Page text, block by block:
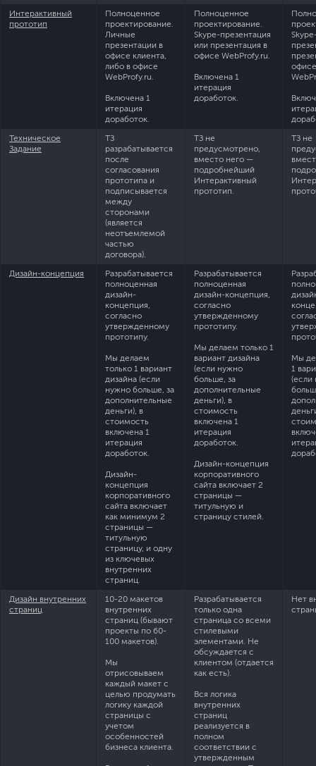
Интерактивный
прототип
Полноценное
проектирование.
Личные
презентации в
офисе клиента,
либо в офисе
WebProfy.ru.
Включена 1
итерация
доработок.
Полноценное
проектирование.
Skype-презентация
или презентация в
офисе WebProfy.ru.
Включена 1
итерация
доработок.
офисе
Техническое
Задание
ТЗ
разрабатывается
после
согласования
прототипа и
подписывается
между
сторонами
(является
неотъемлемой
частью
договора).
ТЗ не
предусмотрено,
вместо него —
подробнейший
Интерактивный
прототип.
ТЗ не
Дизайн-концепция
Разрабатывается
полноценная
дизайн-
концепция,
согласно
утвержденному
прототипу.
Мы делаем
только 1 вариант
дизайна (если
нужно больше, за
дополнительные
деньги), в
стоимость
включена 1
итерация
доработок.
Дизайн-
концепция
корпоративного
сайта включает
как минимум 2
страницы —
титульную
страницу, и одну
из ключевых
внутренних
страниц.
Разрабатывается
полноценная
дизайн-концепция,
согласно
утвержденному
прототипу.
Мы делаем только 1
вариант дизайна
(если нужно
больше, за
дополнительные
деньги), в
стоимость
включена 1
итерация
доработок.
Дизайн-концепция
корпоративного
сайта включает 2
страницы —
титульную и
страницу стилей.
Мы
1
(если
Дизайн внутренних
страниц
10-20 макетов
внутренних
страниц (бывают
проекты по 60-
100 макетов).
Мы
отрисовываем
каждый макет с
целью продумать
логику каждой
страницы с
учетом
особенностей
бизнеса клиента.
Разрабатывается
только одна
страница со всеми
стилевыми
элементами. Не
обсуждается с
клиентом (отдается
как есть).
Вся логика
внутренних
страниц
реализуется в
полном
соответствии с
утвержденным
Нет